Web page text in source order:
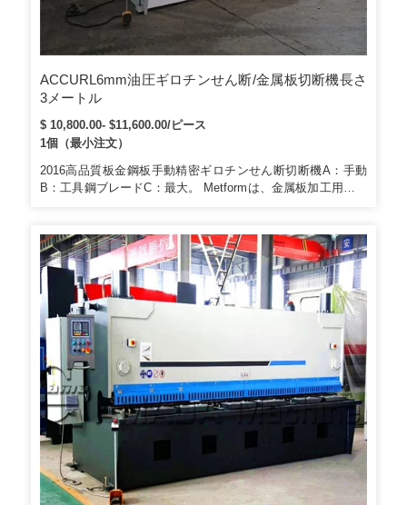
ACCURL6mm油圧ギロチンせん断/金属板切断機長さ
3メートル
$ 10,800.00- $11,600.00/ピース
1個（最小注文）
2016高品質板金鋼板手動精密ギロチンせん断切断機A：手動
B：工具鋼ブレードC：最大。 Metformは、金属板加工用の多
ンせん断切断機